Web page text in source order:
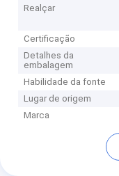
Realçar
Certificação
Detalhes da
embalagem
Habilidade da fonte
Lugar de origem
Marca